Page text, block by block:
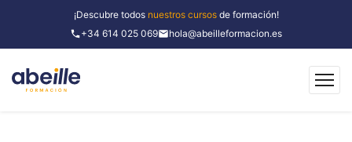
¡Descubre todos nuestros cursosde formación!
+34 614 025 069
hola@abeilleformacion.es